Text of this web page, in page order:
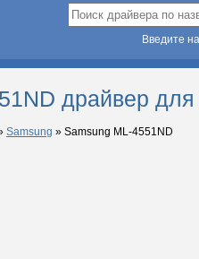
Введите
драйвер
Samsung » Samsung ML-4551ND